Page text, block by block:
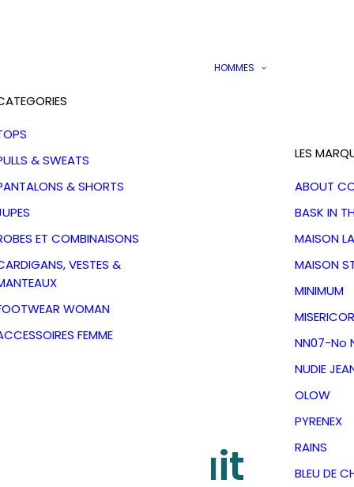
& SWEATS
& SHORTS
ET COMBINAISONS
VESTES &
WOMAN
FEMME
HOMMES
LES
ABOUT
BASK IN
MAISON
MAISON
MINIMUM
NN07-No
NUDIE
OLOW
PYRENEX
RAINS
BLEU DE
Grapefruit